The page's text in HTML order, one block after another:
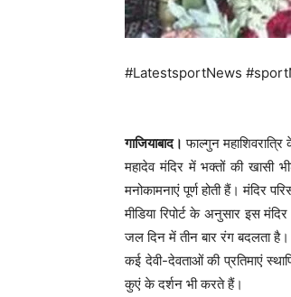
#LatestsportNews
गाजियाबाद। फाल्गुन
महादेव मंदिर में भक्तों की खासी
मनोकामनाएं पूर्ण होती हैं। मंदिर
मीडिया रिपोर्ट के अनुसार इस
जल दिन में तीन बार रंग बदलता
कई देवी-देवताओं की प्रतिमाएं
कुएं के दर्शन भी करते हैं।